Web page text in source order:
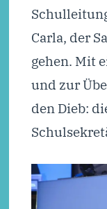
Carla, der
gehen. Mit
und zur
den Dieb: